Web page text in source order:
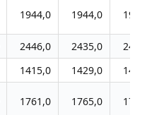
1944,0 1944,0
2446,0 2435,0
1415,0 1429,0
1761,0 1765,0